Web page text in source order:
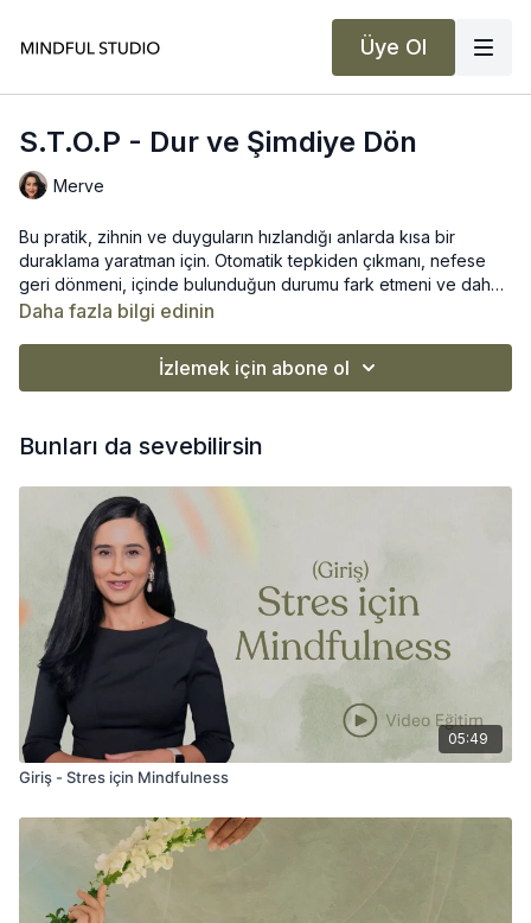
Üye Ol
S.T.O.P - Dur ve Şimdiye Dön
Merve
Bu pratik, zihnin ve duyguların hızlandığı anlarda kısa bir
duraklama yaratman için. Otomatik tepkiden çıkmanı, nefese
geri dönmeni, içinde bulunduğun durumu fark etmeni ve daha
dengeli bir yerden devam etmeni destekler. Pratik 4 adımdan
🧘‍♀️ S – Stop (Dur)
🌿 T – Take a Breath (Nefes Al)
👁️‍🗨️ O – Observe (Gözlemle)
🪷 P – Proceed (Devam Et)
Daha fazla bilgi edinin
İzlemek için abone ol
Bunları da sevebilirsin
05:49
Giriş - Stres için Mindfulness